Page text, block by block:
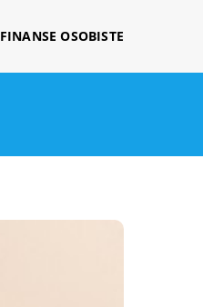
FINANSE OSOBISTE